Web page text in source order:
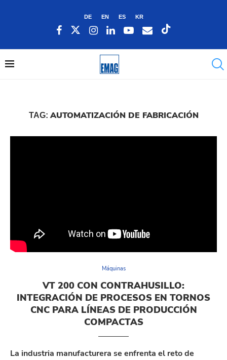
DE EN ES KR
TAG: AUTOMATIZACIÓN DE FABRICACIÓN
Máquinas
VT 200 CON CONTRAHUSILLO:
INTEGRACIÓN DE PROCESOS EN TORNOS
CNC PARA LÍNEAS DE PRODUCCIÓN
COMPACTAS
La industria manufacturera se enfrenta el reto de